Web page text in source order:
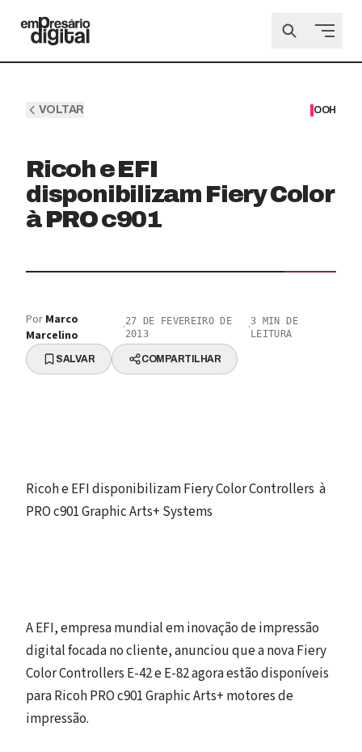
VOLTAR OOH
Ricoh e EFI
disponibilizam Fiery Color
à PRO c901
Por Marco
Marcelino
·27 DE FEVEREIRO DE
2013
·3 MIN DE
LEITURA
SALVAR COMPARTILHAR
Ricoh e EFI disponibilizam Fiery Color Controllers à
PRO c901 Graphic Arts+ Systems
A EFI, empresa mundial em inovação de impressão
digital focada no cliente, anunciou que a nova Fiery
Color Controllers E-42 e E-82 agora estão disponíveis
para Ricoh PRO c901 Graphic Arts+ motores de
impressão.